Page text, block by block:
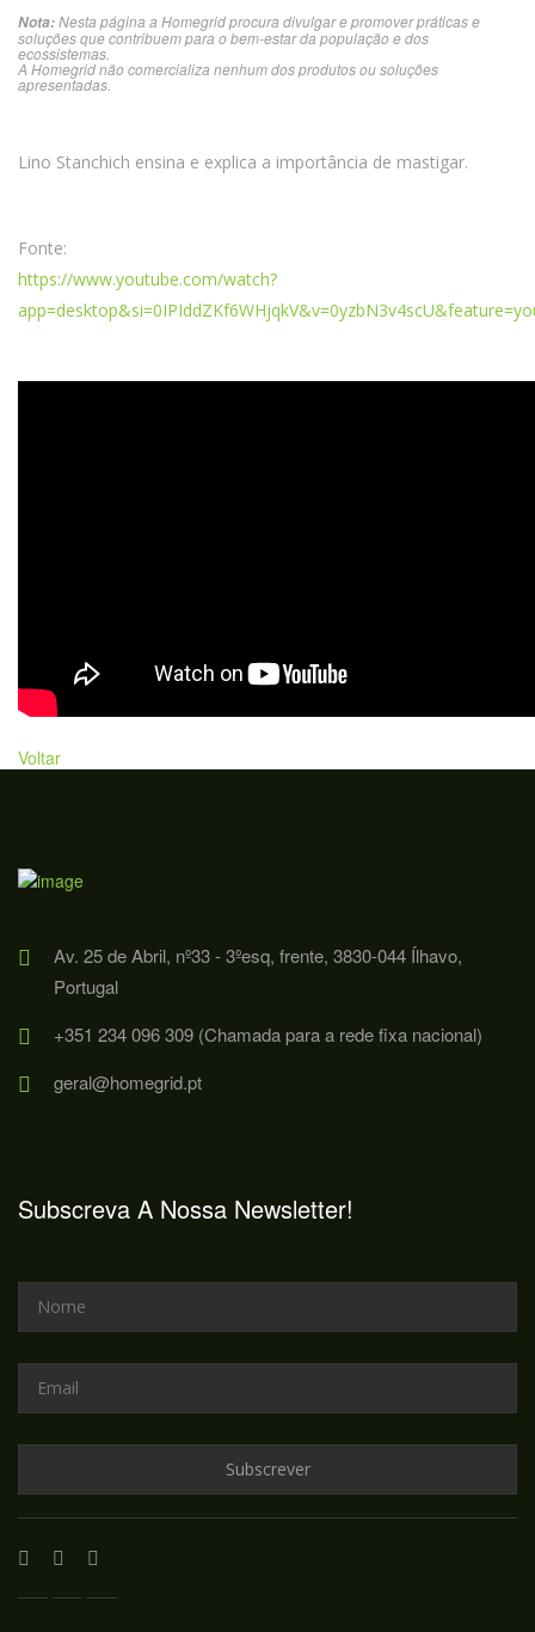
Nota:Nesta página a Homegrid procura divulgar e promover práticas e
soluções que contribuem para o bem-estar da população e dos
ecossistemas.
A Homegrid não comercializa nenhum dos produtos ou soluções
apresentadas.
Lino Stanchich ensina e explica a importância de mastigar.
Fonte:
https://www.youtube.com/watch?
Voltar
Av. 25 de Abril, nº33 - 3ºesq, frente, 3830-044 Ílhavo,
Portugal
+351 234 096 309 (Chamada para a rede fixa nacional)
geral@homegrid.pt
Subscreva A Nossa Newsletter!